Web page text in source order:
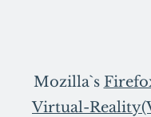
Mozilla`s
Virtual-